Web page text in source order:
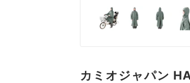
カミオジャパン